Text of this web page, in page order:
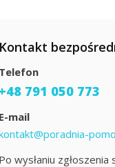
Kontakt
Telefon
+48 791 050 773
E-mail
Po wysłaniu